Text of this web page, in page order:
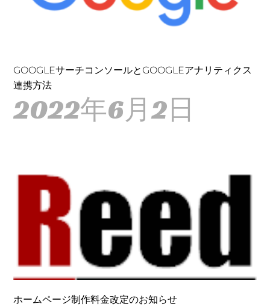
GOOGLEサーチコンソールとGOOGLEアナリティクス
連携方法
2022年6月2日
ホームページ制作料金改定のお知らせ